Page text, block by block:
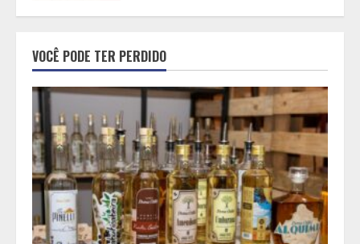
2
Cristo Redentor se iluminou na cor
laranja
3
A ordem dos alimentos importa.
Mas nem sempre da mesma forma
VOCÊ PODE TER PERDIDO